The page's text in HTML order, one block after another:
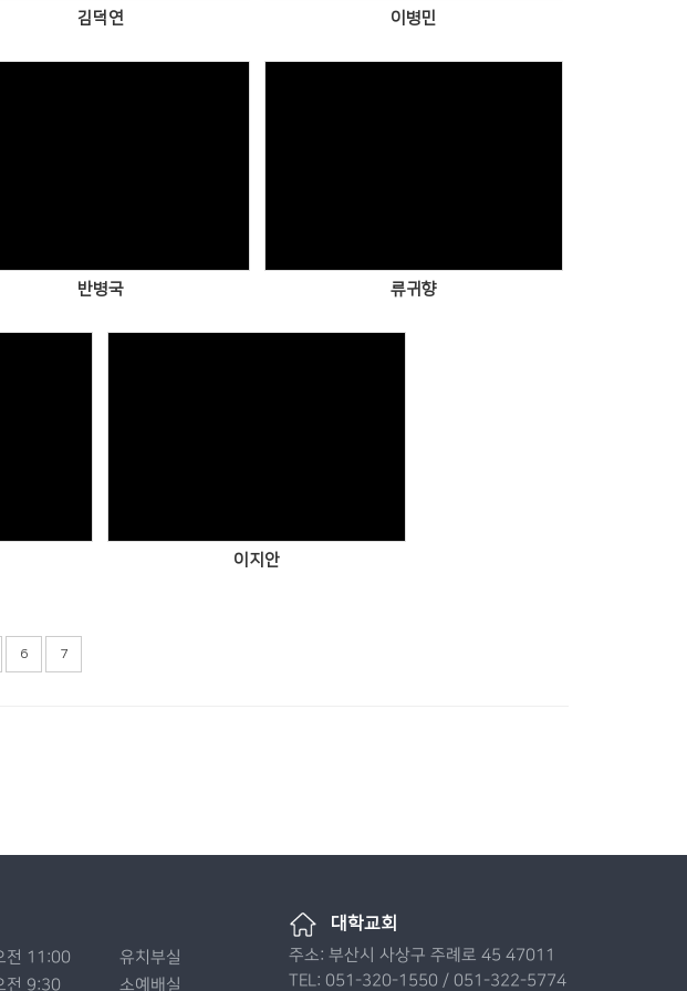
김덕연 이병민
반병국 류귀향
이지안
6 7
전 11:00
유치부실
전 9:30 소예배실
대학교회
주소: 부산시 사상구 주례로 45 47011
TEL: 051-320-1550 / 051-322-5774